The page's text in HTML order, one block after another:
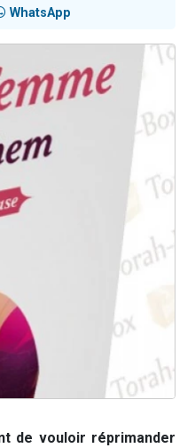
WhatsApp
de vouloir réprimander